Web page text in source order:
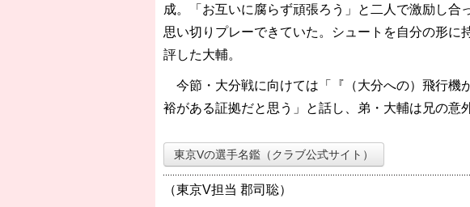
成。「お互いに腐らず頑張ろう」と二人で激励し合
思い切りプレーできていた。シュートを自分の形に
評した大輔。
今節・大分戦に向けては「『（大分への）飛行機
裕がある証拠だと思う」と話し、弟・大輔は兄の意
東京Vの選手名鑑（クラブ公式サイト）
（東京V担当 郡司聡）